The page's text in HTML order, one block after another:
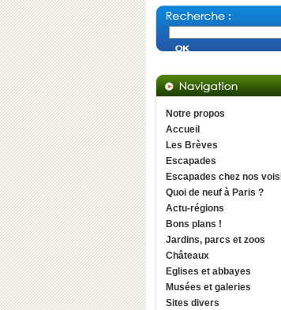
Notre propos
Accueil
Les Brèves
Escapades
Escapades chez
Quoi de neuf à Paris ?
Actu-régions
Bons plans !
Jardins, parcs et zoos
Châteaux
Eglises et abbayes
Musées et galeries
Sites divers